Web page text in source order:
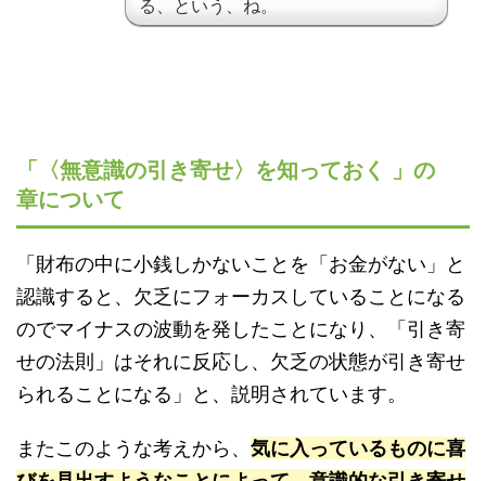
る、という、ね。
「〈無意識の引き寄せ〉を知っておく 」の
章について
「財布の中に小銭しかないことを「お金がない」と
認識すると、欠乏にフォーカスしていることになる
のでマイナスの波動を発したことになり、「引き寄
せの法則」はそれに反応し、欠乏の状態が引き寄せ
られることになる」と、説明されています。
またこのような考えから、 気に入っているものに喜